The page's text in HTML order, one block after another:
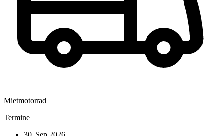
Mietmotorrad
Termine